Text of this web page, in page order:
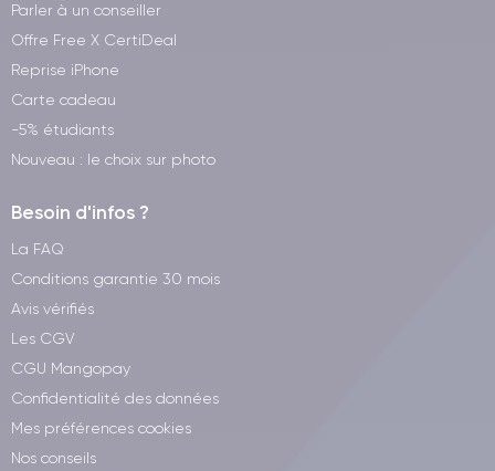
Parler à un conseiller
Offre Free X CertiDeal
Reprise iPhone
Carte cadeau
-5% étudiants
Nouveau : le choix sur photo
Besoin d'infos ?
La FAQ
Conditions garantie 30 mois
Avis vérifiés
Les CGV
CGU Mangopay
Confidentialité des données
Mes préférences cookies
Nos conseils